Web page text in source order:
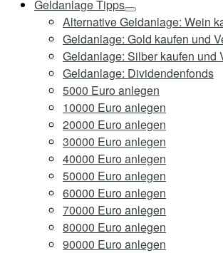
Geldanlage Tipps
Alternative Geldanlage: Wein
Geldanlage: Gold kaufen und
Geldanlage: Silber kaufen und
Geldanlage: Dividendenfonds
5000 Euro anlegen
10000 Euro anlegen
20000 Euro anlegen
30000 Euro anlegen
40000 Euro anlegen
50000 Euro anlegen
60000 Euro anlegen
70000 Euro anlegen
80000 Euro anlegen
90000 Euro anlegen